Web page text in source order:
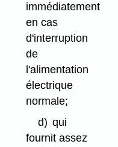
immédiatement
en cas
d'interruption
de
l'alimentation
électrique
normale;
d) qui
fournit assez